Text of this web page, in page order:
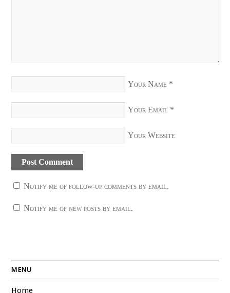
Your Name *
Your Email *
Your Website
Notify me of follow-up comments by email.
Notify me of new posts by email.
MENU
Home